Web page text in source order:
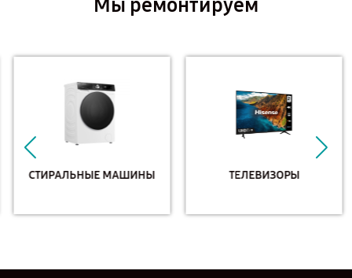
Мы ремонтируем
СТИРАЛЬНЫЕ МАШИНЫ ТЕЛЕВИЗОРЫ